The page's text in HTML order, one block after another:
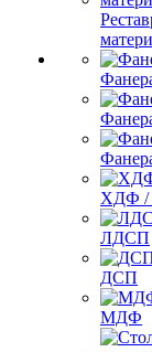
ХДФ /
ЛДСП
ДСП
МДФ